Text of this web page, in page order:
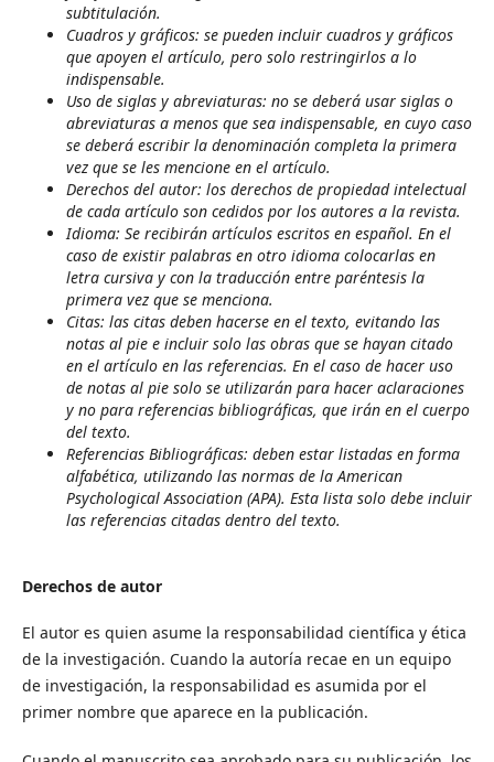
subtitulación.
Cuadros y gráficos: se pueden incluir cuadros y gráficos
que apoyen el artículo, pero solo restringirlos a lo
indispensable.
Uso de siglas y abreviaturas: no se deberá usar siglas o
abreviaturas a menos que sea indispensable, en cuyo caso
se deberá escribir la denominación completa la primera
vez que se les mencione en el artículo.
Derechos del autor: los derechos de propiedad intelectual
de cada artículo son cedidos por los autores a la revista.
Idioma: Se recibirán artículos escritos en español. En el
caso de existir palabras en otro idioma colocarlas en
letra cursiva y con la traducción entre paréntesis la
primera vez que se menciona.
Citas: las citas deben hacerse en el texto, evitando las
notas al pie e incluir solo las obras que se hayan citado
en el artículo en las referencias. En el caso de hacer uso
de notas al pie solo se utilizarán para hacer aclaraciones
y no para referencias bibliográficas, que irán en el cuerpo
del texto.
Referencias Bibliográficas: deben estar listadas en forma
alfabética, utilizando las normas de la American
Psychological Association (APA). Esta lista solo debe incluir
las referencias citadas dentro del texto.
Derechos de autor
El autor es quien asume la responsabilidad científica y ética
de la investigación. Cuando la autoría recae en un equipo
de investigación, la responsabilidad es asumida por el
primer nombre que aparece en la publicación.